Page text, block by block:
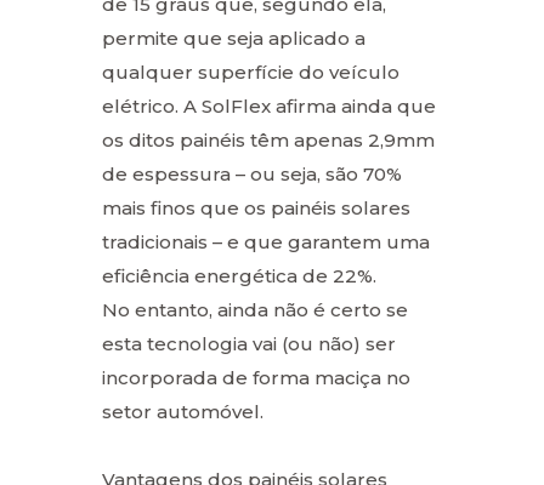
permite que seja aplicado a
qualquer superfície do veículo
elétrico. A SolFlex afirma ainda que
os ditos painéis têm apenas 2,9mm
de espessura – ou seja, são 70%
mais finos que os painéis solares
tradicionais – e que garantem uma
eficiência energética de 22%.
No entanto, ainda não é certo se
esta tecnologia vai (ou não) ser
incorporada de forma maciça no
setor automóvel.
Vantagens dos painéis solares